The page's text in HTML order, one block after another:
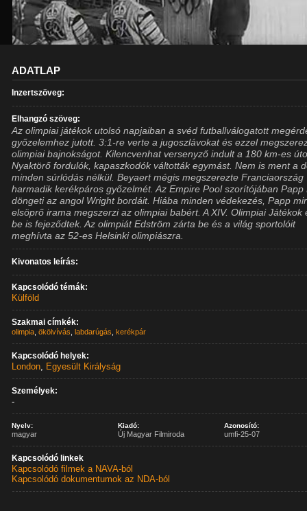
ADATLAP
Inzertszöveg:
Elhangzó szöveg:
Az olimpiai játékok utolsó napjaiban a svéd futballválogatott
győzelemhez jutott. 3:1-re verte a jugoszlávokat és ezzel
olimpiai bajnokságot. Kilencvenhat versenyző indult a 180 km-es
Nyaktörő fordulók, kapaszkodók váltották egymást. Nem is ment a
minden súrlódás nélkül. Beyaert mégis megszerezte Franciaország
harmadik kerékpáros győzelmét. Az Empire Pool szorítójában Papp
döngeti az angol Wright bordáit. Hiába minden védekezés, Papp
elsöprő irama megszerzi az olimpiai babért. A XIV. Olimpiai Játékok
be is fejeződtek. Az olimpiát Edström zárta be és a világ sportolóit
meghívta az 52-es Helsinki olimpiászra.
Kivonatos leírás:
Kapcsolódó témák:
Külföld
Szakmai címkék:
olimpia ,ökölvívás ,labdarúgás ,kerékpár
Kapcsolódó helyek:
London, Egyesült Királyság
Személyek:
-
Nyelv:
magyar
Kiadó:
Új Magyar Filmiroda
Azonosító:
umfi-25-07
Kapcsolódó linkek
Kapcsolódó filmek a NAVA-ból
Kapcsolódó dokumentumok az NDA-ból